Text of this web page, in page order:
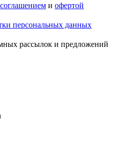
и офертой
персональных данных
рассылок и предложений